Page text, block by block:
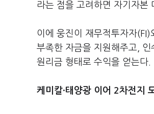
라는 점을 고려하면 자기자본
이에 웅진이 재무적투자자
부족한 자금을 지원해주고,
원리금 형태로 수익을 얻는다
케미칼·태양광 이어 2차전지